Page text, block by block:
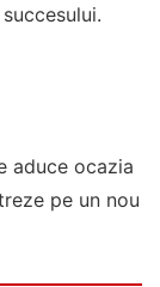
aduce ocazia
pe un nou